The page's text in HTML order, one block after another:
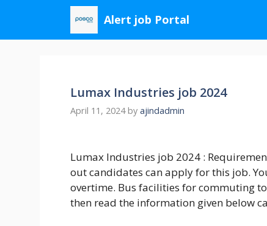
content
Alert job Portal
Lumax Industries job 2024
April 11, 2024 by ajindadmin
Lumax Industries job 2024 :
out candidates can apply for this job.
overtime. Bus facilities for commuting
then read the information given below